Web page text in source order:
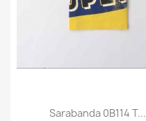
Sarabanda 0B114 T...